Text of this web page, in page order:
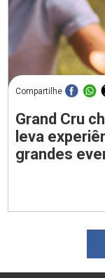
Compartilhe
Grand Cru
leva
grandes